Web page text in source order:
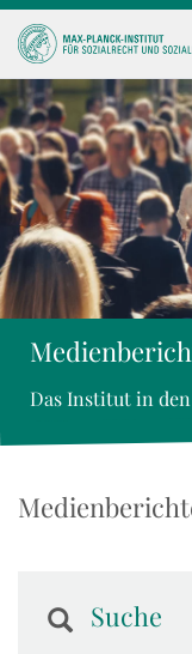
Das Institut in
Suche